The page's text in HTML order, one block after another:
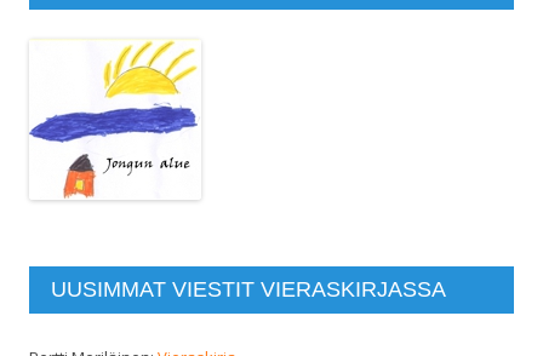
UUSIMMAT VIESTIT VIERASKIRJASSA